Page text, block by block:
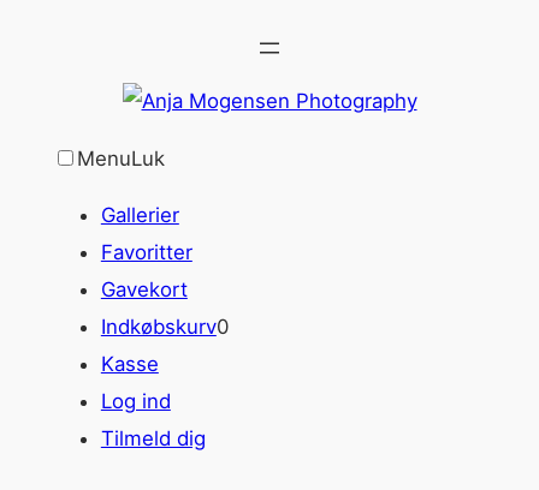
MenuLuk
Gallerier
Favoritter
Gavekort
Indkøbskurv0
Kasse
Log ind
Tilmeld dig